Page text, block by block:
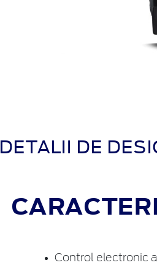
DETALII DE
Control electronic